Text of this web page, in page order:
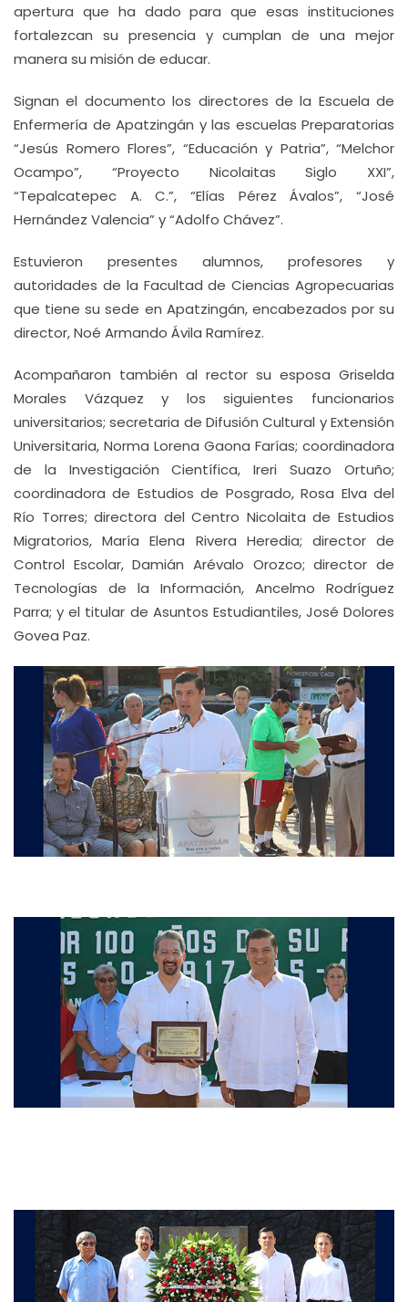
apertura que ha dado para que esas instituciones
fortalezcan su presencia y cumplan de una mejor
manera su misión de educar.
Signan el documento los directores de la Escuela de
Enfermería de Apatzingán y las escuelas Preparatorias
“Jesús Romero Flores”, “Educación y Patria”, “Melchor
Ocampo”, “Proyecto Nicolaitas Siglo XXI”,
“Tepalcatepec A. C.”, “Elías Pérez Ávalos”, “José
Hernández Valencia” y “Adolfo Chávez”.
Estuvieron presentes alumnos, profesores y
autoridades de la Facultad de Ciencias Agropecuarias
que tiene su sede en Apatzingán, encabezados por su
director, Noé Armando Ávila Ramírez.
Acompañaron también al rector su esposa Griselda
Morales Vázquez y los siguientes funcionarios
universitarios; secretaria de Difusión Cultural y Extensión
Universitaria, Norma Lorena Gaona Farías; coordinadora
de la Investigación Científica, Ireri Suazo Ortuño;
coordinadora de Estudios de Posgrado, Rosa Elva del
Río Torres; directora del Centro Nicolaita de Estudios
Migratorios, María Elena Rivera Heredia; director de
Control Escolar, Damián Arévalo Orozco; director de
Tecnologías de la Información, Ancelmo Rodríguez
Parra; y el titular de Asuntos Estudiantiles, José Dolores
Govea Paz.